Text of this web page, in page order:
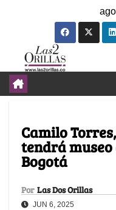
Camilo
tendrá museo
Bogotá
Por Las Dos Orillas
JUN 6, 2025